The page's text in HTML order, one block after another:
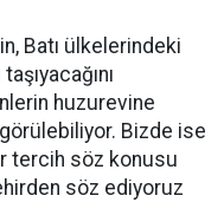
Batı ülkelerindeki
huzurevine
Bizde ise
tercih söz konusu
söz ediyoruz